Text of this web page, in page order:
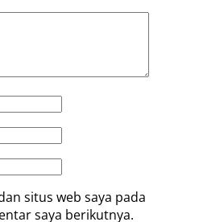
situs web saya pada
saya berikutnya.